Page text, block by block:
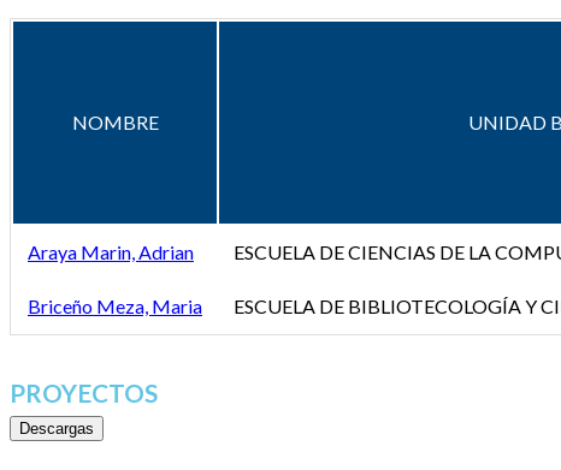
NOMBRE UNIDAD
Araya Marin, Adrian ESCUELA DE CIENCIAS DE LA
Briceño Meza, Maria ESCUELA DE BIBLIOTECOLOGÍA Y
PROYECTOS
Descargas